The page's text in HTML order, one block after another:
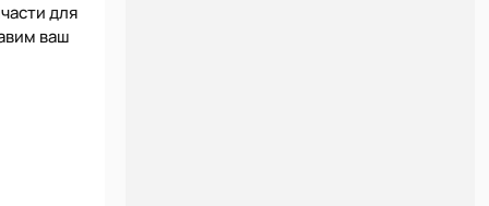
для
ваш